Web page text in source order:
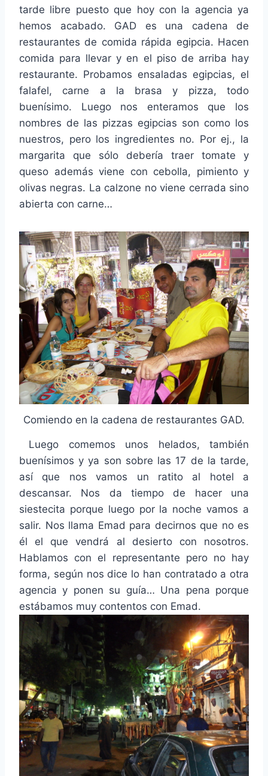
tarde libre puesto que hoy con la agencia ya
hemos acabado. GAD es una cadena de
restaurantes de comida rápida egipcia. Hacen
comida para llevar y en el piso de arriba hay
restaurante. Probamos ensaladas egipcias, el
falafel, carne a la brasa y pizza, todo
buenísimo. Luego nos enteramos que los
nombres de las pizzas egipcias son como los
nuestros, pero los ingredientes no. Por ej., la
margarita que sólo debería traer tomate y
queso además viene con cebolla, pimiento y
olivas negras. La calzone no viene cerrada sino
abierta con carne…
Comiendo en la cadena de restaurantes GAD.
Luego comemos unos helados, también
buenísimos y ya son sobre las 17 de la tarde,
así que nos vamos un ratito al hotel a
descansar. Nos da tiempo de hacer una
siestecita porque luego por la noche vamos a
salir. Nos llama Emad para decirnos que no es
él el que vendrá al desierto con nosotros.
Hablamos con el representante pero no hay
forma, según nos dice lo han contratado a otra
agencia y ponen su guía… Una pena porque
estábamos muy contentos con Emad.